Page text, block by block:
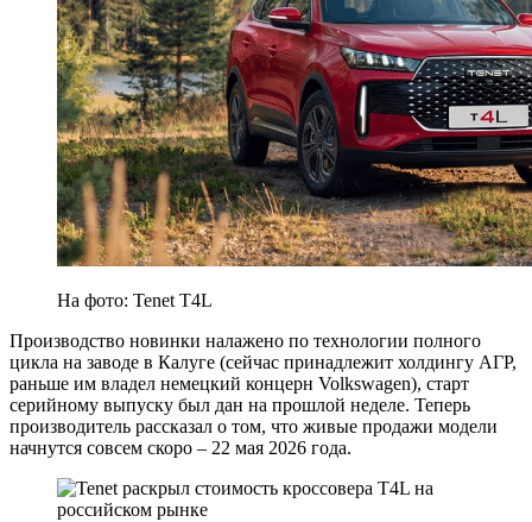
На фото: Tenet T4L
Производство новинки налажено по технологии полного
цикла на заводе в Калуге (сейчас принадлежит холдингу АГР,
раньше им владел немецкий концерн Volkswagen), старт
серийному выпуску был дан на прошлой неделе. Теперь
производитель рассказал о том, что живые продажи модели
начнутся совсем скоро – 22 мая 2026 года.